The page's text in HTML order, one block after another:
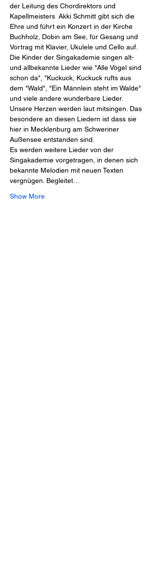
der Leitung des Chordirektors und
Kapellmeisters  Akki Schmitt gibt sich die
Ehre und führt ein Konzert in der Kirche
Buchholz, Dobin am See, für Gesang und
Vortrag mit Klavier, Ukulele und Cello auf.
Die Kinder der Singakademie singen alt-
und allbekannte Lieder wie "Alle Vögel sind
schon da", "Kuckuck, Kuckuck rufts aus
dem "Wald", "Ein Männlein steht im Walde"
und viele andere wunderbare Lieder.
Unsere Herzen werden laut mitsingen. Das
besondere an diesen Liedern ist dass sie
hier in Mecklenburg am Schweriner
Außensee entstanden sind.
Es werden weitere Lieder von der
Singakademie vorgetragen, in denen sich
bekannte Melodien mit neuen Texten
vergnügen. Begleitet…
Show More